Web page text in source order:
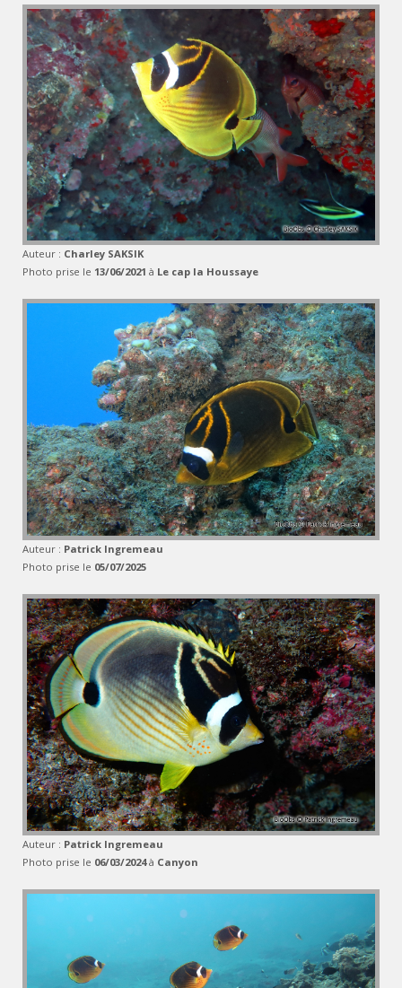
Auteur : Charley SAKSIK
Photo prise le 13/06/2021 à Le cap la Houssaye
Auteur : Patrick Ingremeau
Photo prise le 05/07/2025
Auteur : Patrick Ingremeau
Photo prise le 06/03/2024à Canyon